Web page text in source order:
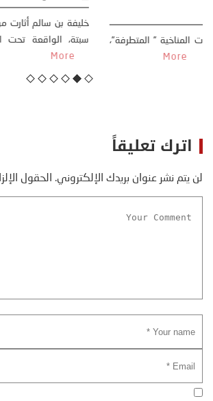
كتب: منذر بالضيافي بدأت قصتي مع التغييرات
منذ نهاية ثمانينات القرن الماضي، حين أطردنا ...
اترك تعليقاً
لن يتم نشر عنوان بريدك الإلكتروني. الحقول